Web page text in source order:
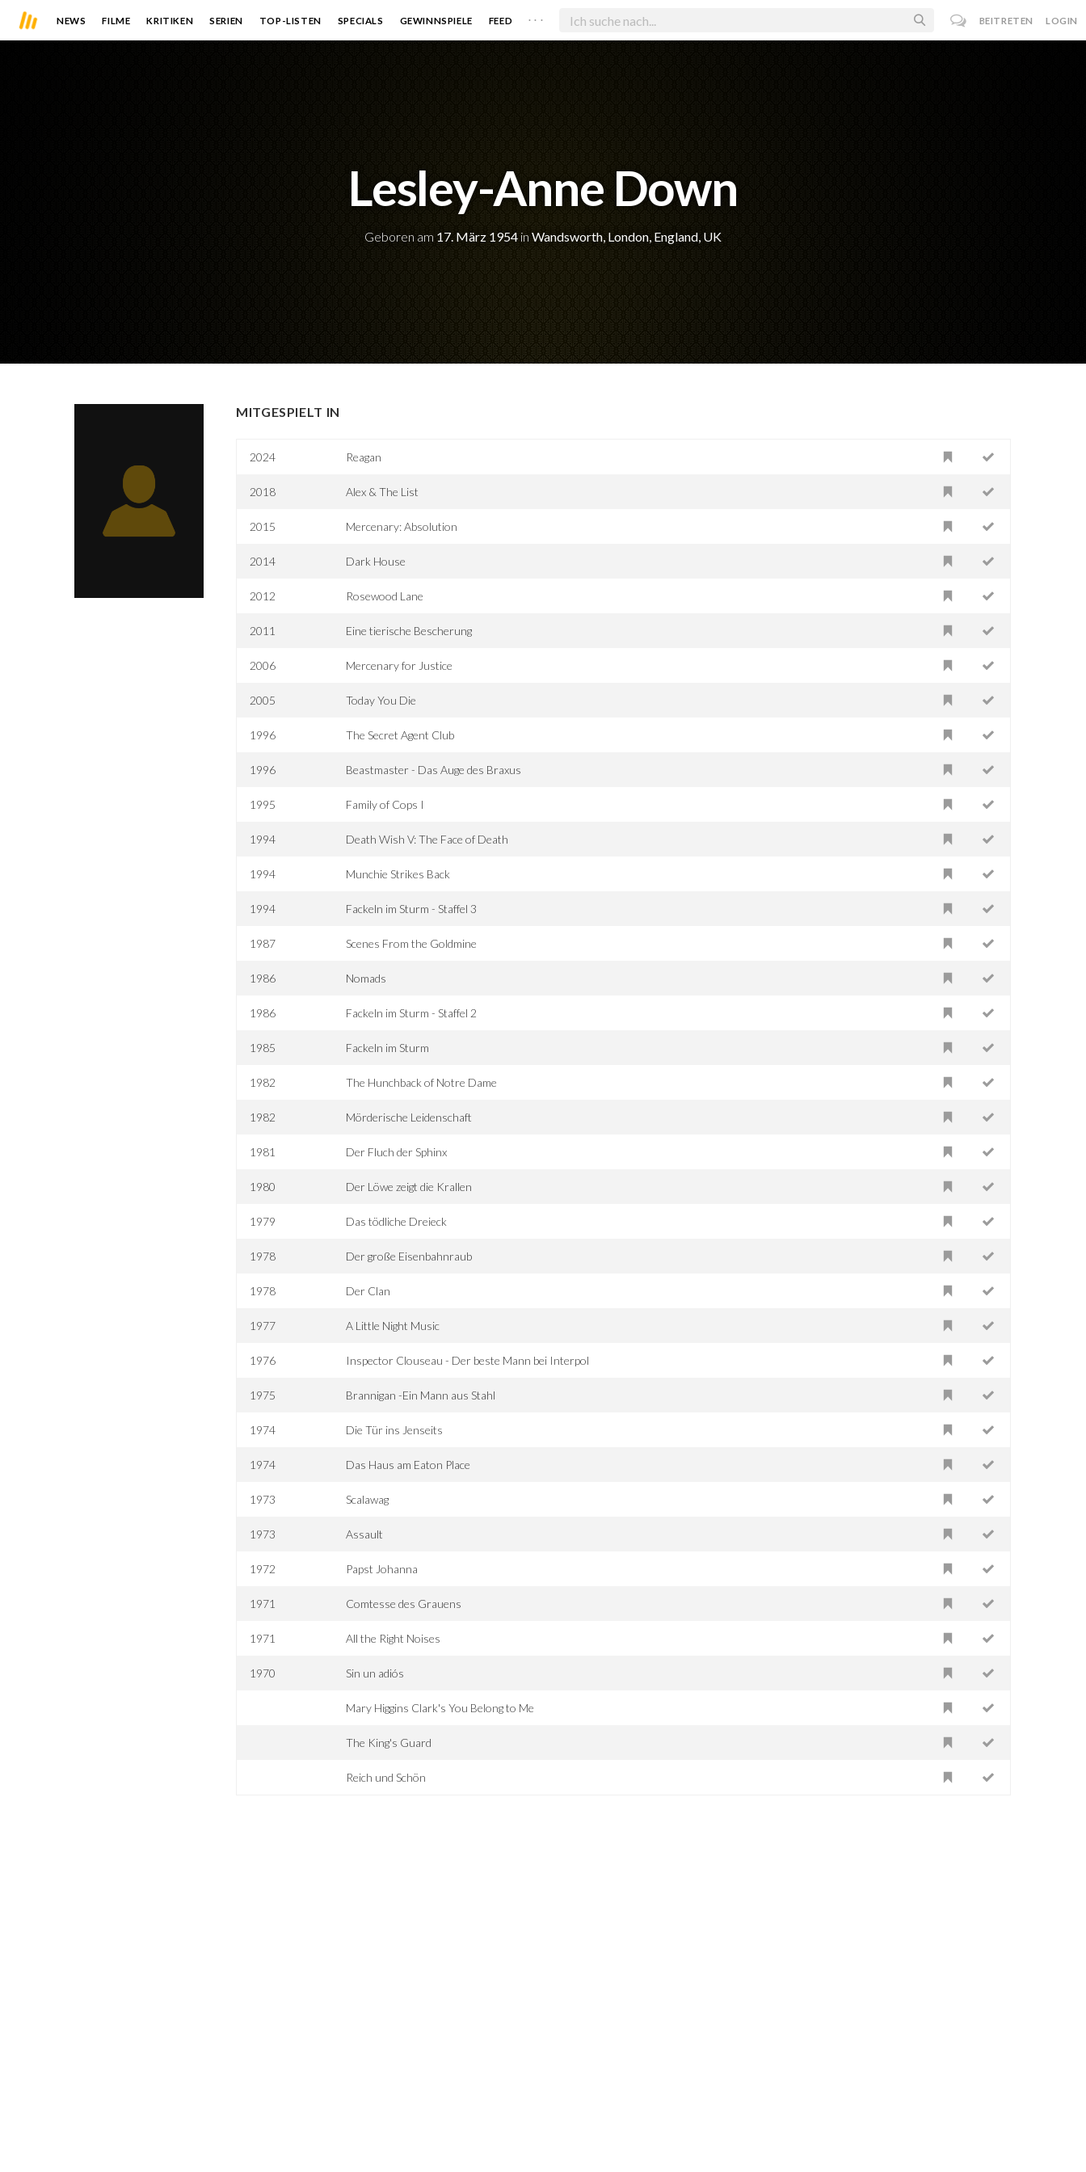
NEWS FILME KRITIKEN SERIEN TOP-LISTEN SPECIALS GEWINNSPIELE FEED . . . BEITRETEN LOGIN
Lesley-Anne Down
Geboren am 17. März 1954 in Wandsworth, London, England, UK
MITGESPIELT IN
2024 Reagan
2018 Alex & The List
2015 Mercenary: Absolution
2014 Dark House
2012 Rosewood Lane
2011 Eine tierische Bescherung
2006 Mercenary for Justice
2005 Today You Die
1996 The Secret Agent Club
1996 Beastmaster - Das Auge des Braxus
1995 Family of Cops I
1994 Death Wish V: The Face of Death
1994 Munchie Strikes Back
1994 Fackeln im Sturm - Staffel 3
1987 Scenes From the Goldmine
1986 Nomads
1986 Fackeln im Sturm - Staffel 2
1985 Fackeln im Sturm
1982 The Hunchback of Notre Dame
1982 Mörderische Leidenschaft
1981 Der Fluch der Sphinx
1980 Der Löwe zeigt die Krallen
1979 Das tödliche Dreieck
1978 Der große Eisenbahnraub
1978 Der Clan
1977 A Little Night Music
1976 Inspector Clouseau - Der beste Mann bei Interpol
1975 Brannigan -Ein Mann aus Stahl
1974 Die Tür ins Jenseits
1974 Das Haus am Eaton Place
1973 Scalawag
1973 Assault
1972 Papst Johanna
1971 Comtesse des Grauens
1971 All the Right Noises
1970 Sin un adiós
Mary Higgins Clark's You Belong to Me
The King's Guard
Reich und Schön